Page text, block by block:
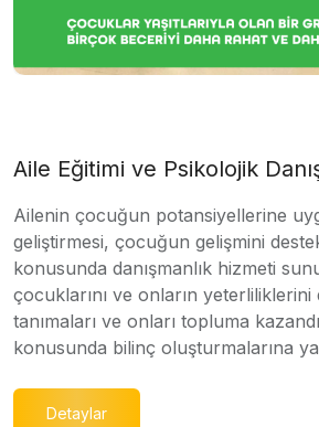
Aile Eğitimi ve Psikolojik
Ailenin çocuğun potansiyellerine
geliştirmesi, çocuğun gelişmini
konusunda danışmanlık hizmeti
çocuklarını ve onların yeterliliklerini
tanımaları ve onları topluma
konusunda bilinç oluşturmalarına
Detaylar